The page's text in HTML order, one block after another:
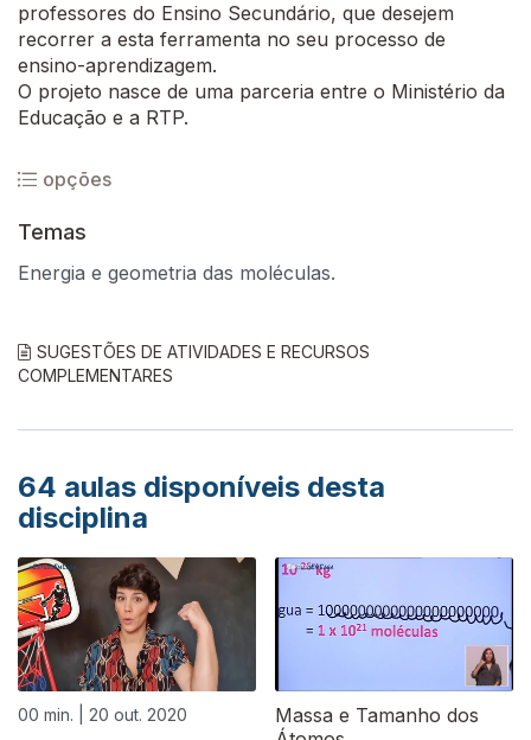
professores do Ensino Secundário, que desejem
recorrer a esta ferramenta no seu processo de
ensino-aprendizagem.
O projeto nasce de uma parceria entre o Ministério da
Educação e a RTP.
opções
Temas
Energia e geometria das moléculas.
SUGESTÕES DE ATIVIDADES E RECURSOS
COMPLEMENTARES
64 aulas disponíveis desta
disciplina
00 min. | 20 out. 2020
Massa e Tamanho dos